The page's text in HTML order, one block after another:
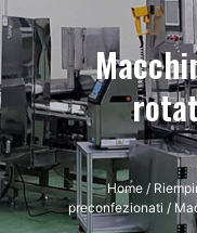
Home/
preconfezionati /